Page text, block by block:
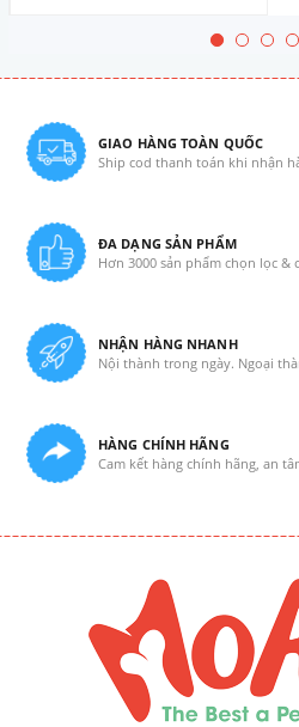
GIAO HÀNG TOÀN QUỐC
Ship cod thanh toán khi nhận
ĐA DẠNG SẢN PHẨM
Hơn 3000 sản phẩm chọn lọc &
NHẬN HÀNG NHANH
Nội thành trong ngày. Ngoại
HÀNG CHÍNH HÃNG
Cam kết hàng chính hãng, an